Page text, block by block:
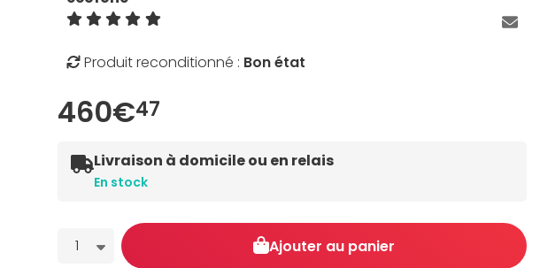
Produit reconditionné : Bon état
460€47
Livraison à domicile ou en relais
En stock
Quantité
1 Ajouter au panier